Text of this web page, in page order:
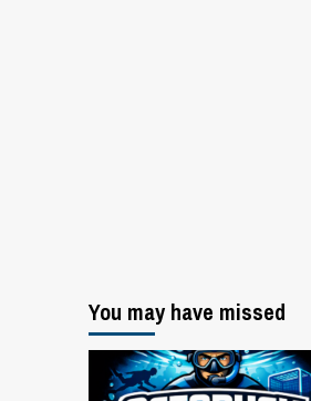
You may have missed